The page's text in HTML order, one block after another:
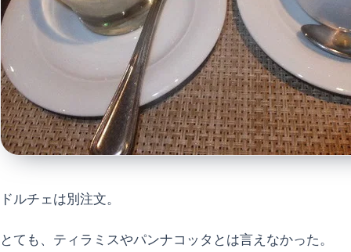
ドルチェは別注文。
とても、ティラミスやパンナコッタとは言えなかった。